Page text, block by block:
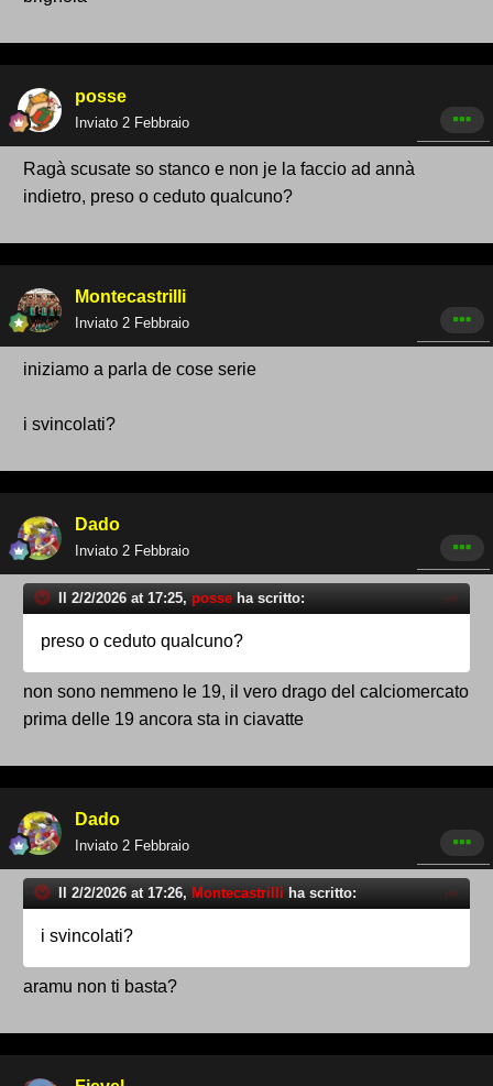
posse
Inviato 2 Febbraio
Ragà scusate so stanco e non je la faccio ad annà
indietro, preso o ceduto qualcuno?
Montecastrilli
Inviato 2 Febbraio
iniziamo a parla de cose serie
i svincolati?
Dado
Inviato 2 Febbraio
Il 2/2/2026 at 17:25, posse ha scritto:
preso o ceduto qualcuno?
non sono nemmeno le 19, il vero drago del calciomercato
prima delle 19 ancora sta in ciavatte
Dado
Inviato 2 Febbraio
Il 2/2/2026 at 17:26, Montecastrilli ha scritto:
i svincolati?
aramu non ti basta?